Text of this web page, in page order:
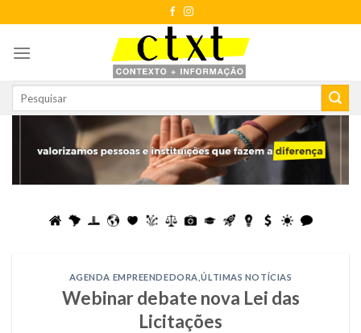
to
content
AGENDA EMPREENDEDORA ,ÚLTIMAS NOTÍCIAS
Webinar debate nova Lei das
Licitações